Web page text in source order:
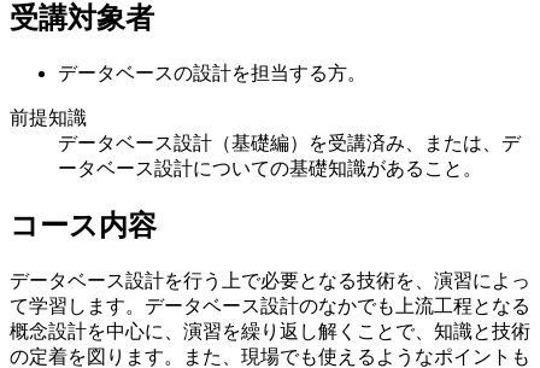
受講対象者
データベースの設計を担当する方。
前提知識
データベース設計（基礎編）を受講済み、または、デ
ータベース設計についての基礎知識があること。
コース内容
データベース設計を行う上で必要となる技術を、演習によっ
て学習します。データベース設計のなかでも上流工程となる
概念設計を中心に、演習を繰り返し解くことで、知識と技術
の定着を図ります。また、現場でも使えるようなポイントも